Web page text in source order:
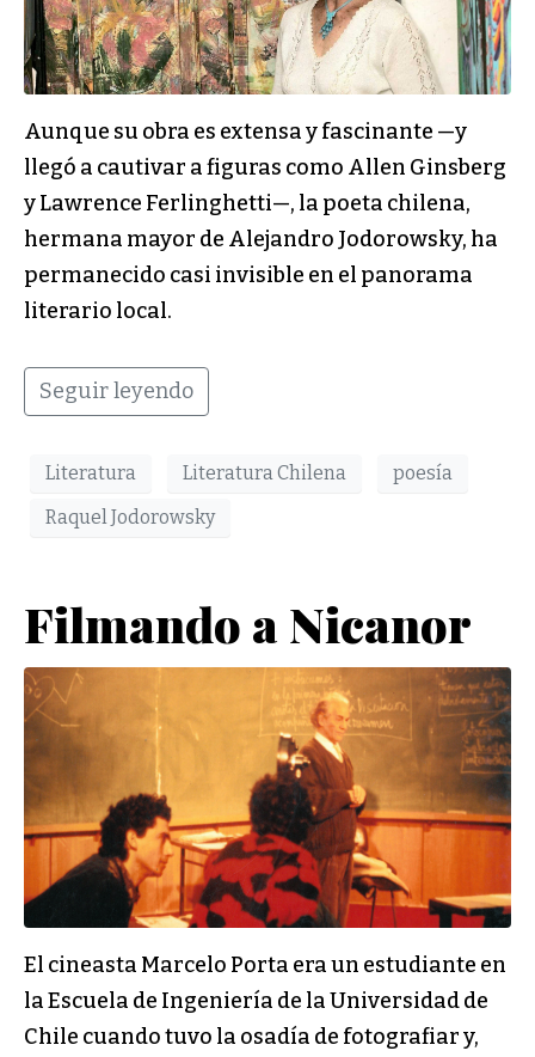
Aunque su obra es extensa y fascinante —y
llegó a cautivar a figuras como Allen Ginsberg
y Lawrence Ferlinghetti—, la poeta chilena,
hermana mayor de Alejandro Jodorowsky, ha
permanecido casi invisible en el panorama
literario local.
Seguir leyendo
Literatura Literatura Chilena
poesía
Raquel Jodorowsky
Filmando a Nicanor
El cineasta Marcelo Porta era un estudiante en
la Escuela de Ingeniería de la Universidad de
Chile cuando tuvo la osadía de fotografiar y,